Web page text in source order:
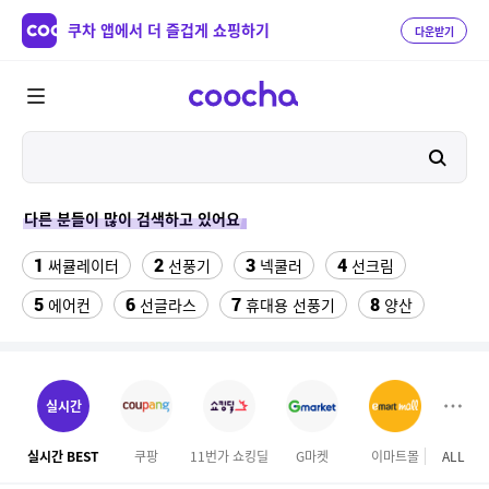
쿠차 앱에서 더 즐겁게 쇼핑하기 다운받기
다른 분들이 많이 검색하고 있어요
1 써큘레이터 2 선풍기 3 넥쿨러 4 선크림
5 에어컨 6 선글라스 7 휴대용 선풍기 8 양산
11 실외기없는 에어컨 라이트라이드 360
14 성인용세발자전거중고 겔럭시25카드케이스
16 여성 여름 니트티 17 뷔페용기 18 매직 미러 ALL
실시간
실시간 BEST 쿠팡 11번가 쇼킹딜 G마켓 이마트몰